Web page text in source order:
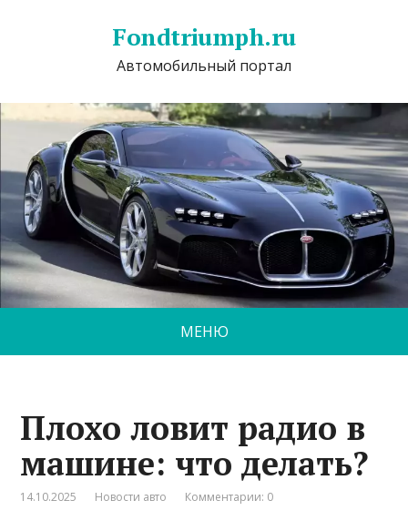
Fondtriumph.ru
Автомобильный портал
МЕНЮ
Плохо ловит радио в
машине: что делать?
14.10.2025 Новости авто Комментарии: 0